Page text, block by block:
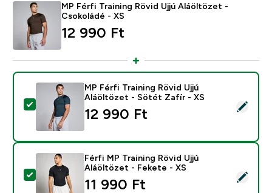
MP Férfi Training Rövid Ujjú Aláöltözet -
Csokoládé - XS
12 990 Ft‎
Termék kiválasztása - MP Férfi Training Rövid Ujjú
MP Férfi Training Rövid Ujjú
Aláöltözet - Sötét Zafír - XS
12 990 Ft‎
Termék kiválasztása - Férfi MP Training Rövid Ujjú
Férfi MP Training Rövid Ujjú
Aláöltözet - Fekete - XS
11 990 Ft‎